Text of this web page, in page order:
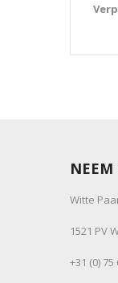
NEEM
Witte
1521 PV
+31 (0) 75